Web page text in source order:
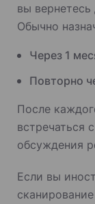
вы
Обычно
Через 1
Повторно
После
встречаться
обсуждения
Если вы